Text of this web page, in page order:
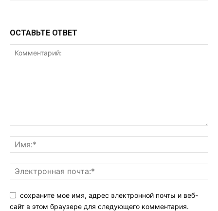
ОСТАВЬТЕ ОТВЕТ
сохраните мое имя, адрес электронной почты и веб-
сайт в этом браузере для следующего комментария.